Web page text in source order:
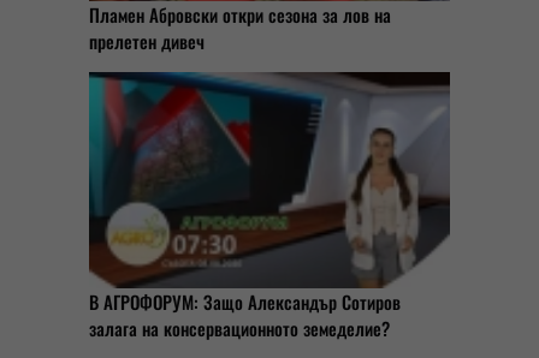
Пламен Абровски откри сезона за лов на
прелетен дивеч
В АГРОФОРУМ: Защо Александър Сотиров
залага на консервационното земеделие?